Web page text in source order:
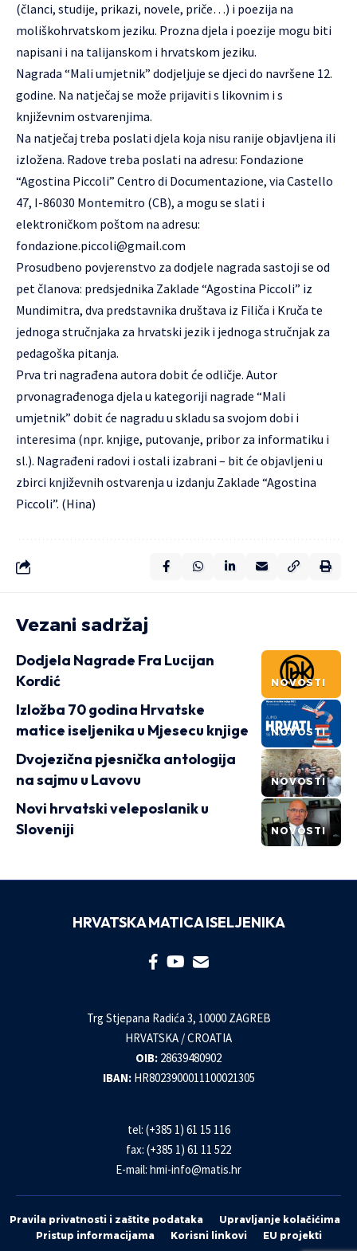
(članci, studije, prikazi, novele, priče…) i poezija na
moliškohrvatskom jeziku. Prozna djela i poezije mogu biti
napisani i na talijanskom i hrvatskom jeziku.
Nagrada “Mali umjetnik” dodjeljuje se djeci do navršene 12.
godine. Na natječaj se može prijaviti s likovnim i s
književnim ostvarenjima.
Na natječaj treba poslati djela koja nisu ranije objavljena ili
izložena. Radove treba poslati na adresu: Fondazione
“Agostina Piccoli” Centro di Documentazione, via Castello
47, I-86030 Montemitro (CB), a mogu se slati i
elektroničkom poštom na adresu:
fondazione.piccoli@gmail.com
Prosudbeno povjerenstvo za dodjele nagrada sastoji se od
pet članova: predsjednika Zaklade “Agostina Piccoli” iz
Mundimitra, dva predstavnika društava iz Filiča i Kruča te
jednoga stručnjaka za hrvatski jezik i jednoga stručnjak za
pedagoška pitanja.
Prva tri nagrađena autora dobit će odličje. Autor
prvonagrađenoga djela u kategoriji nagrade “Mali
umjetnik” dobit će nagradu u skladu sa svojom dobi i
interesima (npr. knjige, putovanje, pribor za informatiku i
sl.). Nagrađeni radovi i ostali izabrani – bit će objavljeni u
zbirci književnih ostvarenja u izdanju Zaklade “Agostina
Piccoli”. (Hina)
Vezani sadržaj
NOVOSTI
Dodjela Nagrade Fra Lucijan
Kordić
NOVOSTI
Izložba 70 godina Hrvatske
matice iseljenika u Mjesecu knjige
NOVOSTI
Dvojezična pjesnička antologija
na sajmu u Lavovu
NOVOSTI
Novi hrvatski veleposlanik u
Sloveniji
HRVATSKA MATICA ISELJENIKA
Trg Stjepana Radića 3, 10000 ZAGREB
HRVATSKA / CROATIA
OIB: 28639480902
IBAN: HR8023900011100021305
tel: (+385 1) 61 15 116
fax: (+385 1) 61 11 522
E-mail: hmi-info@matis.hr
Pravila privatnosti i zaštite podataka
Upravljanje kolačićima
Pristup informacijama
Korisni linkovi EU projekti